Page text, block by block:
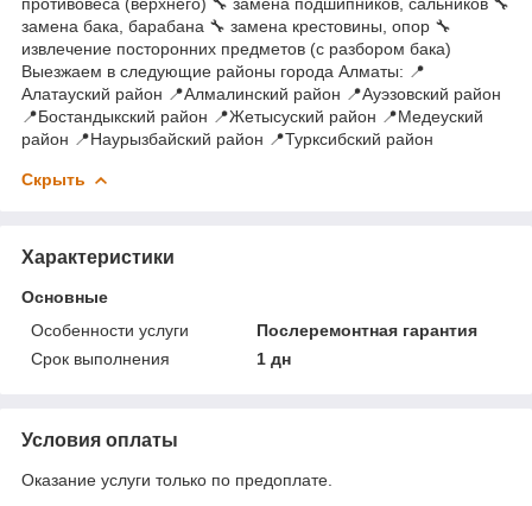
замена бака, барабана 🔧 замена крестовины, опор 🔧
извлечение посторонних предметов (с разбором бака)
Выезжаем в следующие районы города Алматы: 📍
Алатауский район 📍Алмалинский район 📍Ауэзовский район
📍Бостандыкский район 📍Жетысуский район 📍Медеуский
район 📍Наурызбайский район 📍Турксибский район
Скрыть
Характеристики
Основные
Особенности услуги
Послеремонтная гарантия
Срок выполнения
1 дн
Условия оплаты
Оказание услуги только по предоплате.